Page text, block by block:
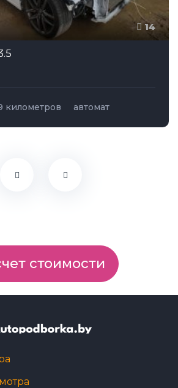
14
километров
автомат
стоимости